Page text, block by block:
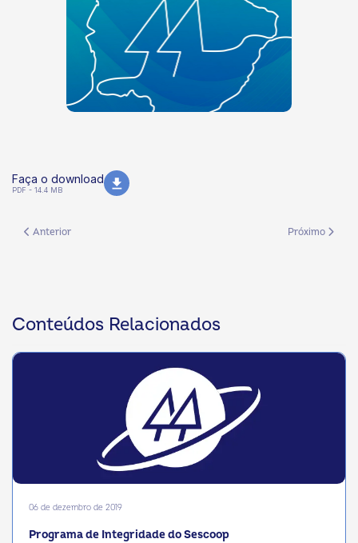
Faça o download
PDF - 14.4 MB
Artigo anterior: Proposta Reforma Estatutária OCB/MS para a AGE 24/
Anterior Próximo
Próximo
Conteúdos Relacionados
06 de dezembro de 2019
Programa de Integridade do Sescoop